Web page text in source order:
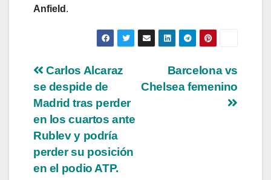
Anfield .
Navegación
de
entradas
Barcelona vs
Chelsea femenino
Carlos Alcaraz
se despide de
Madrid tras perder
en los cuartos ante
Rublev y podría
perder su posición
en el podio ATP.